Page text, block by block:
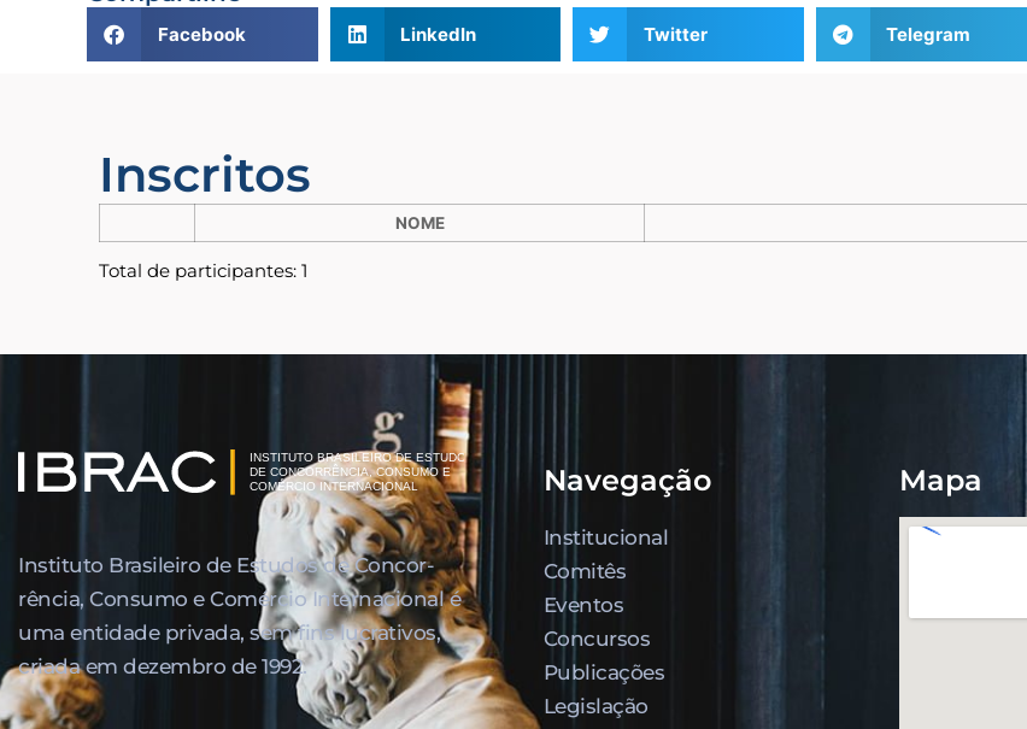
Facebook LinkedIn Twitter Telegram
Inscritos
NOME
Total de participantes: 1
Instituto Brasileiro de Estudos de Concor­
rência, Consumo e Comércio Internacional é
uma entidade privada, sem fins lucrativos,
criada em dezembro de 1992.
Navegação
Institucional
Comitês
Eventos
Concursos
Publicações
Legislação
Mapa